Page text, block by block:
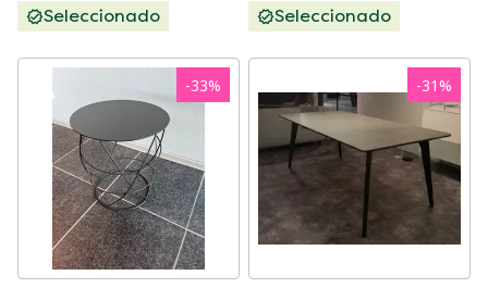
Seleccionado
Seleccionado
-33% -31%